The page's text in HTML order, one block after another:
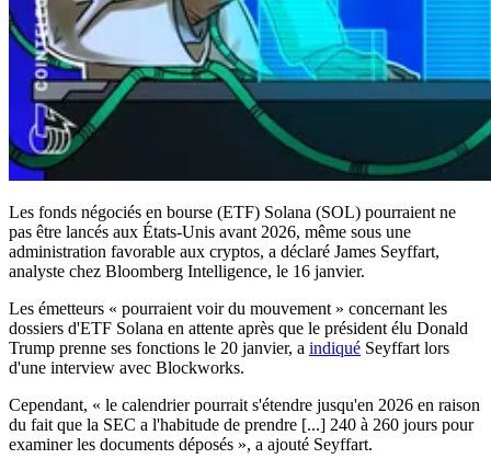
Les fonds négociés en bourse (ETF) Solana (SOL) pourraient ne
pas être lancés aux États-Unis avant 2026, même sous une
administration favorable aux cryptos, a déclaré James Seyffart,
analyste chez Bloomberg Intelligence, le 16 janvier.
Les émetteurs « pourraient voir du mouvement » concernant les
dossiers d'ETF Solana en attente après que le président élu Donald
Trump prenne ses fonctions le 20 janvier, a indiqué Seyffart lors
d'une interview avec Blockworks.
Cependant, « le calendrier pourrait s'étendre jusqu'en 2026 en raison
du fait que la SEC a l'habitude de prendre [...] 240 à 260 jours pour
examiner les documents déposés », a ajouté Seyffart.